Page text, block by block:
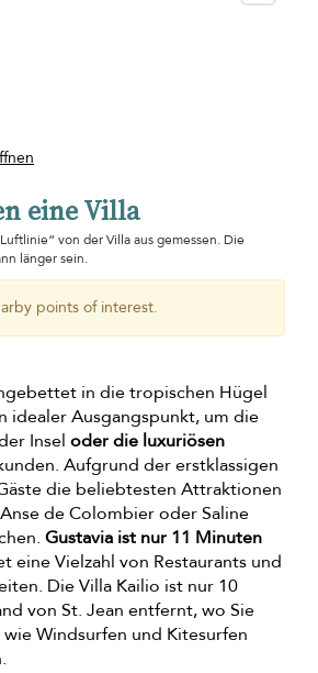
eine Villa
von der Villa aus gemessen. Die
länger sein.
points of interest.
in die tropischen Hügel
idealer Ausgangspunkt, um die
Insel oder die luxuriösen
Aufgrund der erstklassigen
die beliebtesten Attraktionen
de Colombier oder Saline
Gustavia ist nur 11 Minuten
eine Vielzahl von Restaurants und
Die Villa Kailio ist nur 10
von St. Jean entfernt, wo Sie
Windsurfen und Kitesurfen